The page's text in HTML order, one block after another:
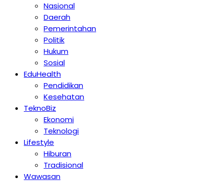
Nasional
Daerah
Pemerintahan
Politik
Hukum
Sosial
EduHealth
Pendidikan
Kesehatan
TeknoBiz
Ekonomi
Teknologi
Lifestyle
Hiburan
Tradisional
Wawasan